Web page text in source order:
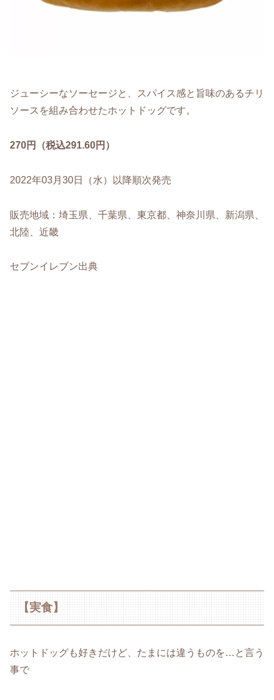
ジューシーなソーセージと、スパイス感と旨味のあるチリ
ソースを組み合わせたホットドッグです。
270円（税込291.60円）
2022年03月30日（水）以降順次発売
販売地域：埼玉県、千葉県、東京都、神奈川県、新潟県、
北陸、近畿
セブンイレブン出典
【実食】
ホットドッグも好きだけど、たまには違うものを…と言う
事で